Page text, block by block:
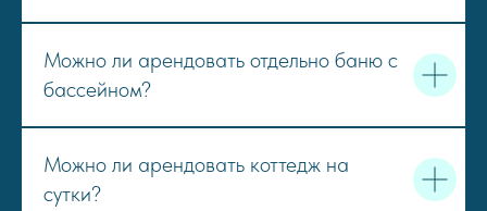
Можно ли арендовать отдельно баню с
бассейном?
Можно ли арендовать коттедж на
сутки?